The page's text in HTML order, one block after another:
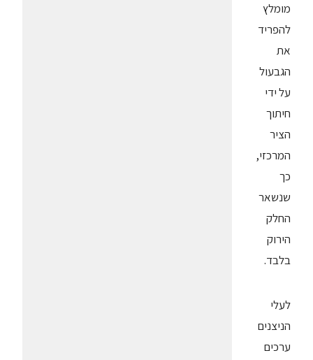
מומלץ
להפריד
את
הגבעול
על ידי
חיתוך
הציר
המרכזי,
כך
שנשאר
החלק
הירוק
בלבד.
לעלי
הניצנים
ערכים